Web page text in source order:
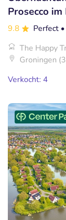
Prosecco
9.8 Perfect
The Happy
Groningen
Verkocht: 4